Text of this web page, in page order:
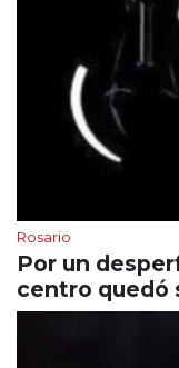
Rosario
Por un
centro quedó